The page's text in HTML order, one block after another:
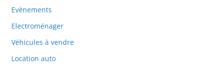
Evènements
Electroménager
Véhicules à vendre
Location auto